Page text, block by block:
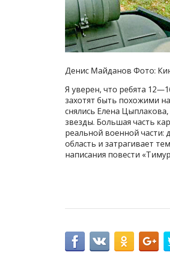
Денис Майданов Фото:
Я уверен, что ребята
захотят быть похожими
снялись Елена
звезды. Большая часть
реальной военной части:
область и затрагивает
написания повести